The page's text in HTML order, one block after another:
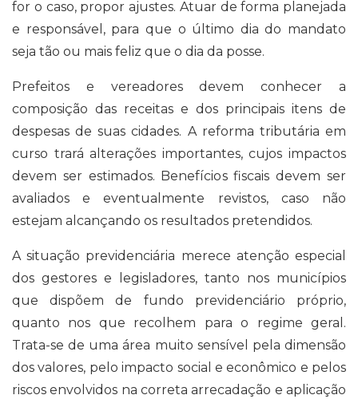
for o caso, propor ajustes. Atuar de forma planejada
e responsável, para que o último dia do mandato
seja tão ou mais feliz que o dia da posse.
Prefeitos e vereadores devem conhecer a
composição das receitas e dos principais itens de
despesas de suas cidades. A reforma tributária em
curso trará alterações importantes, cujos impactos
devem ser estimados. Benefícios fiscais devem ser
avaliados e eventualmente revistos, caso não
estejam alcançando os resultados pretendidos.
A situação previdenciária merece atenção especial
dos gestores e legisladores, tanto nos municípios
que dispõem de fundo previdenciário próprio,
quanto nos que recolhem para o regime geral.
Trata-se de uma área muito sensível pela dimensão
dos valores, pelo impacto social e econômico e pelos
riscos envolvidos na correta arrecadação e aplicação